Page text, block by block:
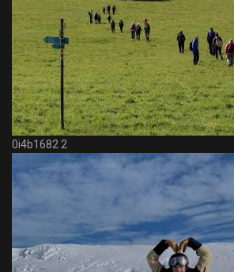
0i4b1682 2